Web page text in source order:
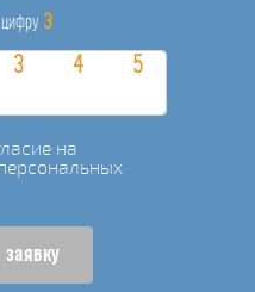
3
на
заявку